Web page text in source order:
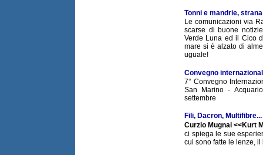
Tonni e mandrie,
Le comunicazioni via
scarse di buone
Verde Luna ed il Cico
mare si è alzato di
uguale!
Convegno
7° Convegno
San Marino -
settembre
Fili, Dacron, Multifibre...
Curzio Mugnai <<Kurt
ci spiega le sue
cui sono fatte le lenze,